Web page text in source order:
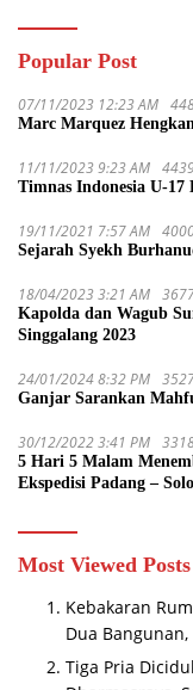
Popular Post
07/11/2023 12:23 AM
Marc Marquez
11/11/2023 9:23 AM
Timnas Indonesia U-
19/11/2021 7:57 AM
Sejarah Syekh
18/04/2023 3:21 AM
Kapolda dan Wagub
Singgalang 2023
24/01/2024 8:32 PM
Ganjar Sarankan
30/12/2022 3:41 PM
5 Hari 5 Malam
Ekspedisi Padang –
Most Viewed Posts
Kebakaran
Dua
Tiga Pria